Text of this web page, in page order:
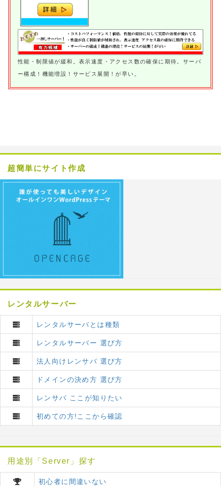
性能・制限値が緩和。表示速度・アクセス数の確保に期待。サーバ
ー構成！機能増設！サービス展開！が早い。
超簡単にサイト作成
レンタルサーバー
レンタルサーバとは種類
レンタルサーバー 選び方
法人向けレンサバ 選び方
ドメインの決め方 選び方
レンサバ ここが知りたい
初めての方!ここから確認
用途別「Server」探す
初心者に間違いない